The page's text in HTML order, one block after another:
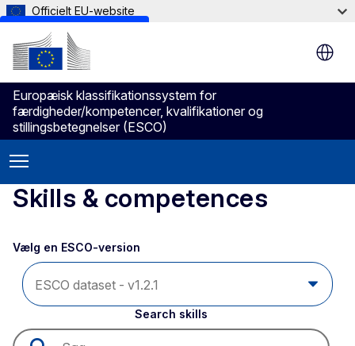
Skip to main content
Officielt EU-website
Europæisk klassifikationssystem for
færdigheder/kompetencer, kvalifikationer og
stillingsbetegnelser (ESCO)
Skills & competences
Vælg en ESCO-version
Search skills